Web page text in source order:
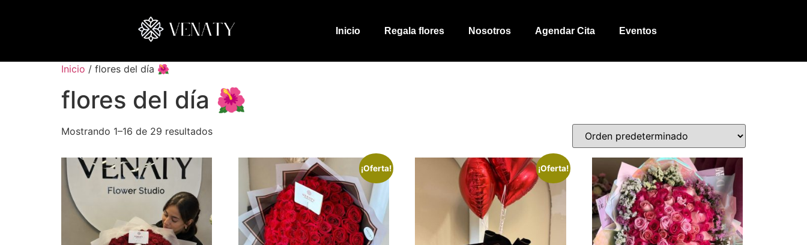
Inicio Regala flores Nosotros Agendar Cita Eventos
Inicio / flores del día 🌺
flores del día 🌺
Mostrando 1–16 de 29 resultados
¡Oferta! ¡Oferta!